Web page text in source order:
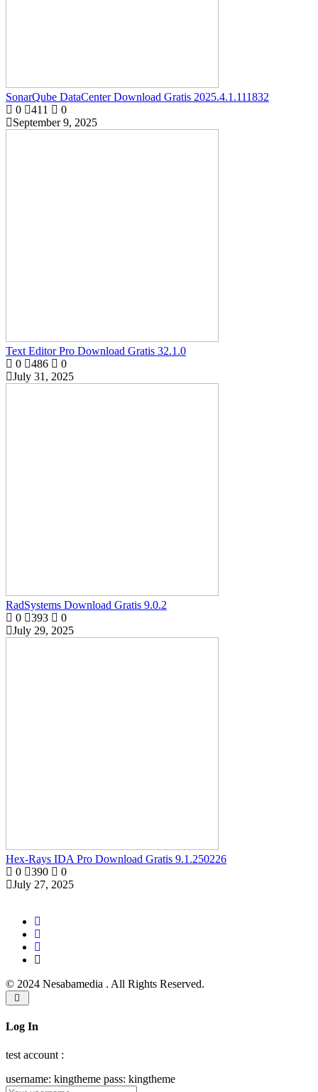
SonarQube DataCenter Download Gratis 2025.4.1.111832
0
411
0
September 9, 2025
Text Editor Pro Download Gratis 32.1.0
0
486
0
July 31, 2025
RadSystems Download Gratis 9.0.2
0
393
0
July 29, 2025
Hex-Rays IDA Pro Download Gratis 9.1.250226
0
390
0
July 27, 2025
© 2024 Nesabamedia . All Rights Reserved.
Log In
test account :
username: kingtheme pass: kingtheme